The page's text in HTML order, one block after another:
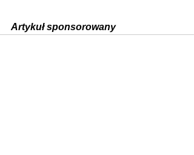
Artykuł sponsorowany